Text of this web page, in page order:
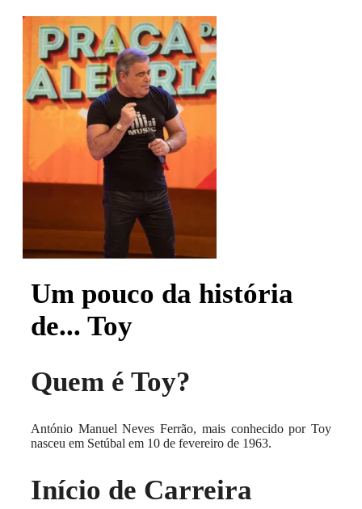
Um pouco da história
de... Toy
Quem é Toy?
António Manuel Neves Ferrão, mais conhecido por Toy
nasceu em Setúbal em 10 de fevereiro de 1963.
Início de Carreira